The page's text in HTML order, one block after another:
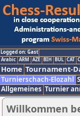
Logged on: Gast
Arabic ARM AZE BIH BUL CAT
Home Tournament-
Turnierschach-Elozahl
Allgemeines Turnier
Willkommen